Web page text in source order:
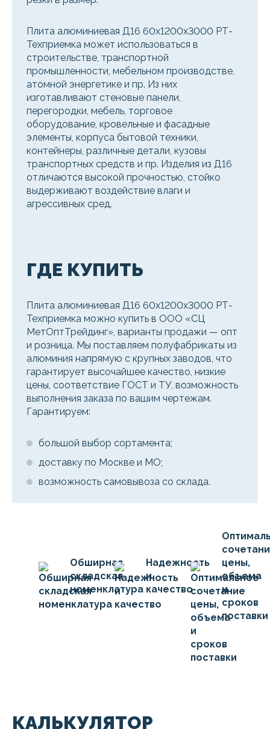
Плита алюминиевая Д16 60х1200х3000 РТ-
Техприемка может использоваться в
строительстве, транспортной
промышленности, мебельном производстве,
атомной энергетике и пр. Из них
изготавливают стеновые панели,
перегородки, мебель, торговое
оборудование, кровельные и фасадные
элементы, корпуса бытовой техники,
контейнеры, различные детали, кузовы
транспортных средств и пр. Изделия из Д16
отличаются высокой прочностью, стойко
выдерживают воздействие влаги и
агрессивных сред.
ГДЕ КУПИТЬ
Плита алюминиевая Д16 60х1200х3000 РТ-
Техприемка можно купить в ООО «СЦ
МетОптТрейдинг», варианты продажи — опт
и розница. Мы поставляем полуфабрикаты из
алюминия напрямую с крупных заводов, что
гарантирует высочайшее качество, низкие
цены, соответствие ГОСТ и ТУ, возможность
выполнения заказа по вашим чертежам.
Гарантируем:
большой выбор сортамента;
доставку по Москве и МО;
возможность самовывоза со склада.
Обширная
складская
номенклатура
Надежность
и
качество
цены,
объема
и
сроков
поставки
КАЛЬКУЛЯТОР